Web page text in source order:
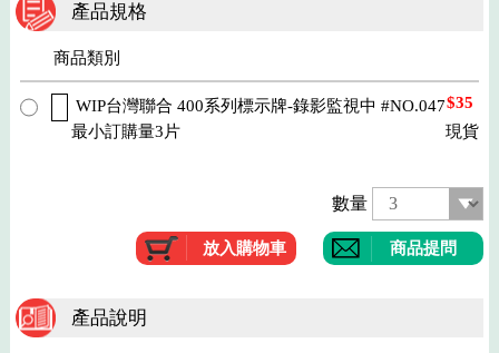
產品規格
商品類別
WIP台灣聯合 400系列標示牌-錄影監視中 #NO.047$35
最小訂購量3片
現貨
數量
商品提問
產品說明